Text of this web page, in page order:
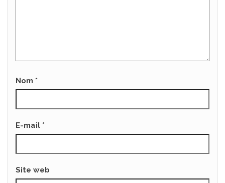
Nom *
E-mail *
Site web